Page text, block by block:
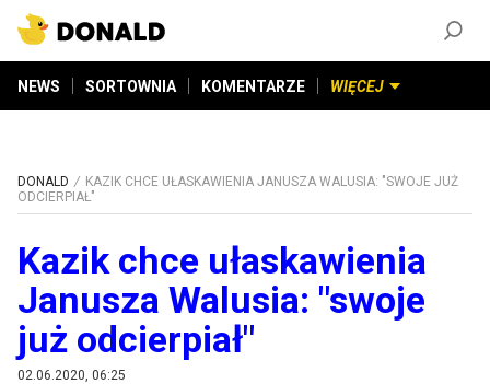
NEWS SORTOWNIA KOMENTARZE WIĘCEJ
DONALD
KAZIK CHCE UŁASKAWIENIA JANUSZA WALUSIA: "SWOJE JUŻ
ODCIERPIAŁ"
Kazik chce ułaskawienia
Janusza Walusia: "swoje
już odcierpiał"
02.06.2020, 06:25